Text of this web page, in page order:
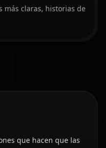
más claras, historias de
que hacen que las